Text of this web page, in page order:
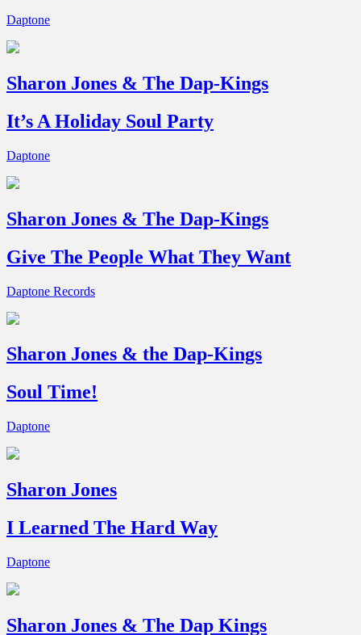
Daptone
Sharon Jones & The Dap-Kings
It’s A Holiday Soul Party
Daptone
Sharon Jones & The Dap-Kings
Give The People What They Want
Daptone Records
Sharon Jones & the Dap-Kings
Soul Time!
Daptone
Sharon Jones
I Learned The Hard Way
Daptone
Sharon Jones & The Dap Kings